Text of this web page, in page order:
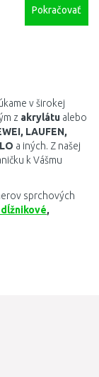
Pokračovať
v širokej
z akrylátu alebo
, LAUFEN,
a iných. Z našej
k Vášmu
sprchových
,